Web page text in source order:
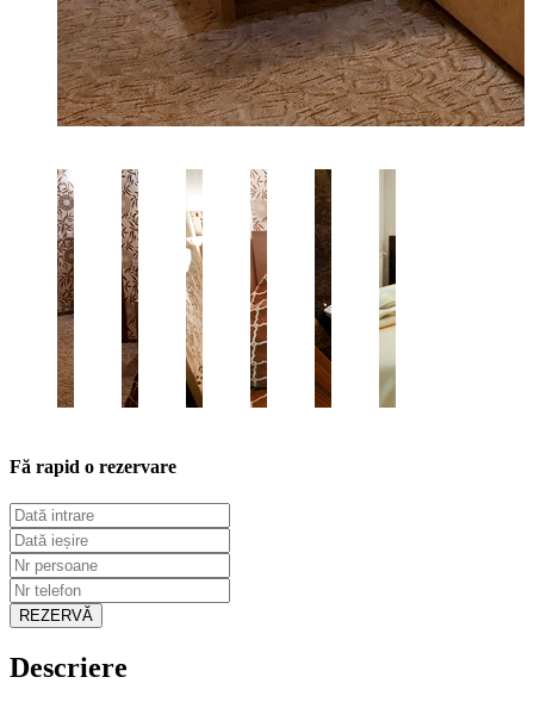
Fă rapid o rezervare
REZERVĂ
Descriere